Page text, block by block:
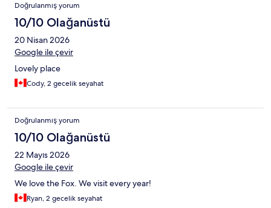
Doğrulanmış yorum
10/10 Olağanüstü
20 Nisan 2026
Google ile çevir
Lovely place
Cody, 2 gecelik seyahat
Doğrulanmış yorum
10/10 Olağanüstü
22 Mayıs 2026
Google ile çevir
We love the Fox. We visit every year!
Ryan, 2 gecelik seyahat